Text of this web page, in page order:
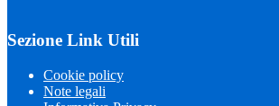
Sezione Link Utili
Cookie policy
Note legali